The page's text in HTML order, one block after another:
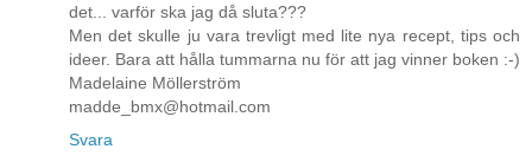
det... varför ska jag då sluta???
Men det skulle ju vara trevligt med lite nya recept, tips och
ideer. Bara att hålla tummarna nu för att jag vinner boken :-)
Madelaine Möllerström
madde_bmx@hotmail.com
Svara